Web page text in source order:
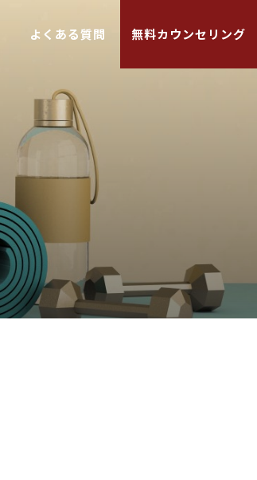
よくある質問 無料カウンセリング